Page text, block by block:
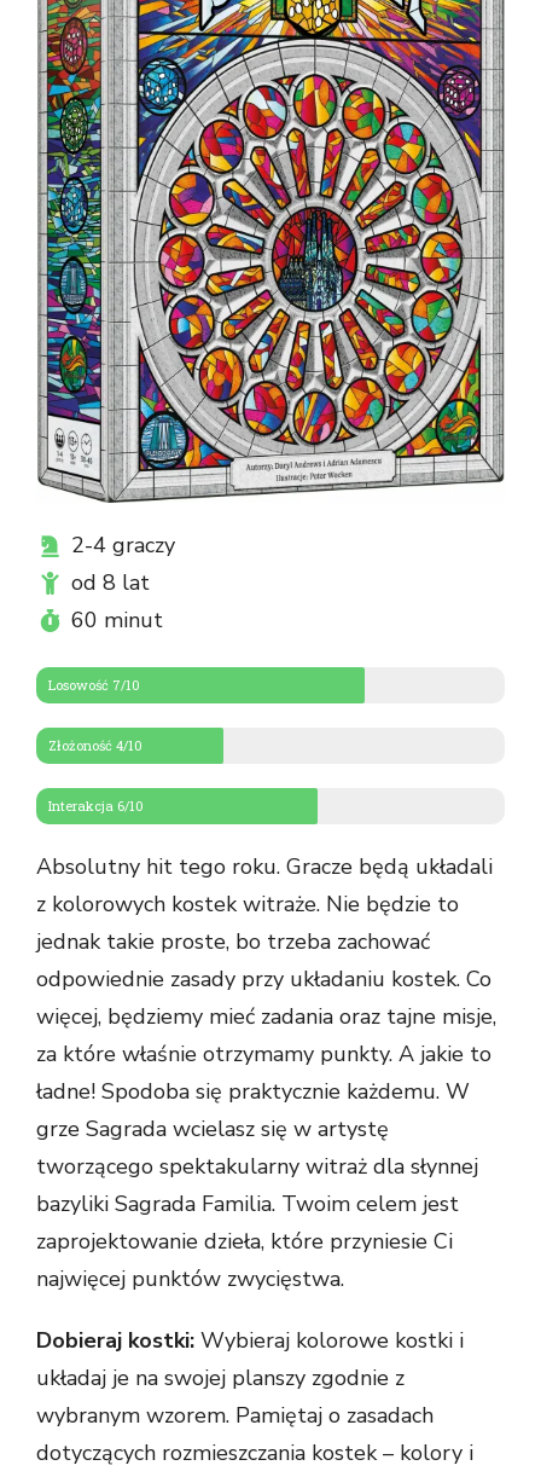
2-4 graczy
od 8 lat
60 minut
Losowość 7/10
Złożoność 4/10
Interakcja 6/10
Absolutny hit tego roku. Gracze będą układali
z kolorowych kostek witraże. Nie będzie to
jednak takie proste, bo trzeba zachować
odpowiednie zasady przy układaniu kostek. Co
więcej, będziemy mieć zadania oraz tajne misje,
za które właśnie otrzymamy punkty. A jakie to
ładne! Spodoba się praktycznie każdemu. W
grze Sagrada wcielasz się w artystę
tworzącego spektakularny witraż dla słynnej
bazyliki Sagrada Familia. Twoim celem jest
zaprojektowanie dzieła, które przyniesie Ci
najwięcej punktów zwycięstwa.
Dobieraj kostki: Wybieraj kolorowe kostki i
układaj je na swojej planszy zgodnie z
wybranym wzorem. Pamiętaj o zasadach
dotyczących rozmieszczania kostek – kolory i